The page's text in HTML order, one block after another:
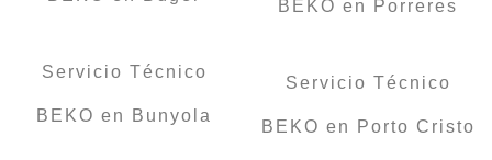
Servicio Técnico
BEKO en Bunyola
BEKO en Porreres
Servicio Técnico
BEKO en Porto Cristo